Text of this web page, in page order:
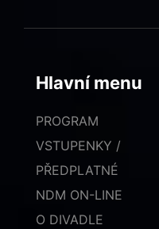
Hlavní menu
PROGRAM
VSTUPENKY /
PŘEDPLATNÉ
NDM ON-LINE
O DIVADLE